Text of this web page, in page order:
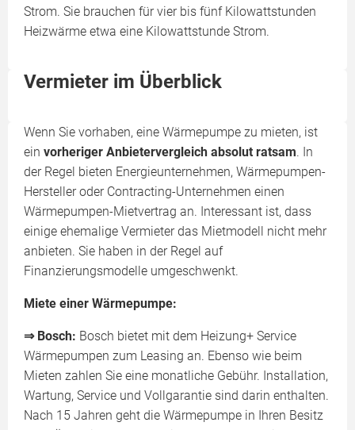
Strom. Sie brauchen für vier bis fünf Kilowattstunden
Heizwärme etwa eine Kilowattstunde Strom.
Vermieter im Überblick
Wenn Sie vorhaben, eine Wärmepumpe zu mieten, ist
ein vorheriger Anbietervergleich absolut ratsam. In
der Regel bieten Energieunternehmen, Wärmepumpen-
Hersteller oder Contracting-Unternehmen einen
Wärmepumpen-Mietvertrag an. Interessant ist, dass
einige ehemalige Vermieter das Mietmodell nicht mehr
anbieten. Sie haben in der Regel auf
Finanzierungsmodelle umgeschwenkt.
Miete einer Wärmepumpe:
⇒ Bosch: Bosch bietet mit dem Heizung+ Service
Wärmepumpen zum Leasing an. Ebenso wie beim
Mieten zahlen Sie eine monatliche Gebühr. Installation,
Wartung, Service und Vollgarantie sind darin enthalten.
Nach 15 Jahren geht die Wärmepumpe in Ihren Besitz